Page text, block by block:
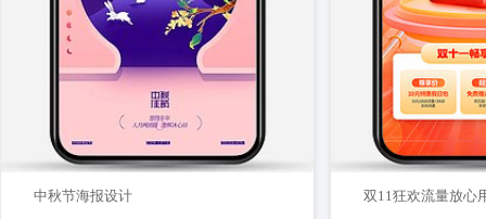
中秋节海报设计 双11狂欢流量放心